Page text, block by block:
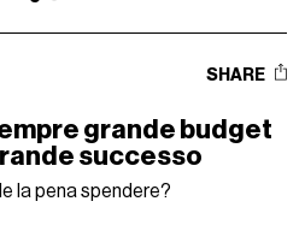
SHARE
grande budget
successo
la pena spendere?